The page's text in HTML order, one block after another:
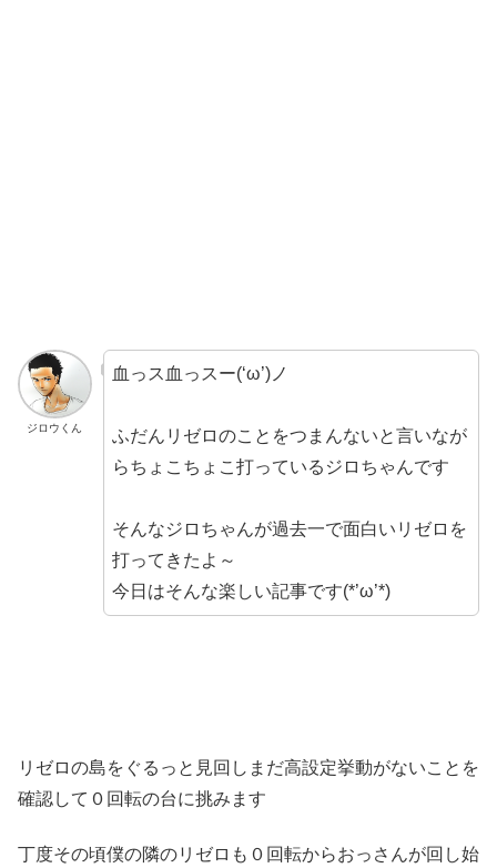
ジロウくん
血っス血っスー(‘ω’)ノ
ふだんリゼロのことをつまんないと言いなが
らちょこちょこ打っているジロちゃんです
そんなジロちゃんが過去一で面白いリゼロを
打ってきたよ～
今日はそんな楽しい記事です(*’ω’*)
リゼロの島をぐるっと見回しまだ高設定挙動がないことを
確認して０回転の台に挑みます
丁度その頃僕の隣のリゼロも０回転からおっさんが回し始